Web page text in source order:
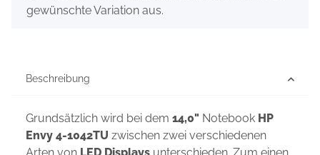
gewünschte Variation aus.
Beschreibung
Grundsätzlich wird bei dem 14,0" Notebook HP
Envy 4-1042TU zwischen zwei verschiedenen